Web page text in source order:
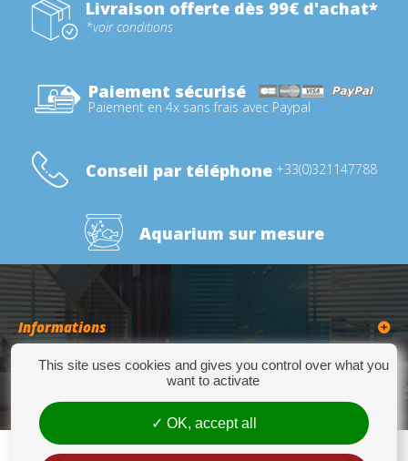
Livraison offerte dès 99€ d'achat*
*voir conditions
Paiement sécurisé
Paiement en 4x sans frais avec Paypal
Conseil par téléphone +33(0)321147788
Aquarium sur mesure
Informations
Catégories
This site uses cookies and gives you control over what you
want to activate
OK, accept all